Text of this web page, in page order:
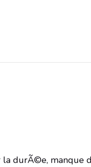
la durÃ©e,